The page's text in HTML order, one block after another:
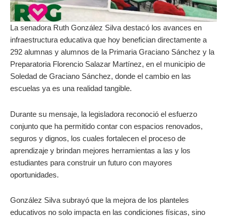
La senadora Ruth González Silva destacó los avances en
infraestructura educativa que hoy benefician directamente a
292 alumnas y alumnos de la Primaria Graciano Sánchez y la
Preparatoria Florencio Salazar Martínez, en el municipio de
Soledad de Graciano Sánchez, donde el cambio en las
escuelas ya es una realidad tangible.
Durante su mensaje, la legisladora reconoció el esfuerzo
conjunto que ha permitido contar con espacios renovados,
seguros y dignos, los cuales fortalecen el proceso de
aprendizaje y brindan mejores herramientas a las y los
estudiantes para construir un futuro con mayores
oportunidades.
González Silva subrayó que la mejora de los planteles
educativos no solo impacta en las condiciones físicas, sino